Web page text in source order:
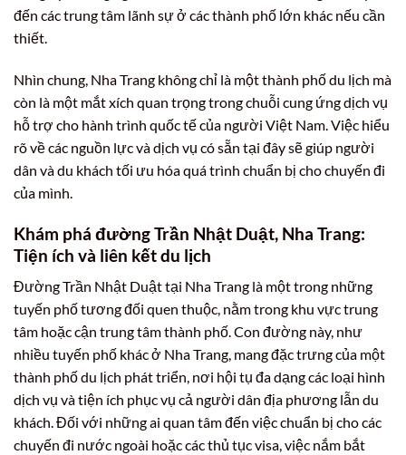
đến các trung tâm lãnh sự ở các thành phố lớn khác nếu cần
thiết.
Nhìn chung, Nha Trang không chỉ là một thành phố du lịch mà
còn là một mắt xích quan trọng trong chuỗi cung ứng dịch vụ
hỗ trợ cho hành trình quốc tế của người Việt Nam. Việc hiểu
rõ về các nguồn lực và dịch vụ có sẵn tại đây sẽ giúp người
dân và du khách tối ưu hóa quá trình chuẩn bị cho chuyến đi
của mình.
Khám phá đường Trần Nhật Duật, Nha Trang:
Tiện ích và liên kết du lịch
Đường Trần Nhật Duật tại Nha Trang là một trong những
tuyến phố tương đối quen thuộc, nằm trong khu vực trung
tâm hoặc cận trung tâm thành phố. Con đường này, như
nhiều tuyến phố khác ở Nha Trang, mang đặc trưng của một
thành phố du lịch phát triển, nơi hội tụ đa dạng các loại hình
dịch vụ và tiện ích phục vụ cả người dân địa phương lẫn du
khách. Đối với những ai quan tâm đến việc chuẩn bị cho các
chuyến đi nước ngoài hoặc các thủ tục visa, việc nắm bắt